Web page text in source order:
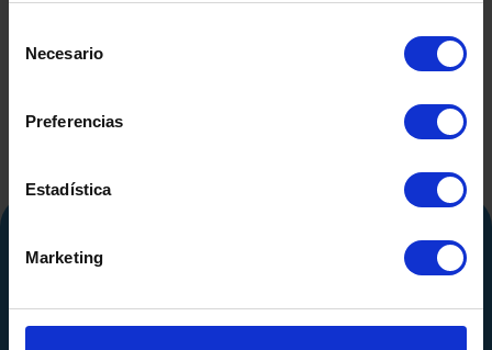
Necesario
Preferencias
Estadística
Marketing